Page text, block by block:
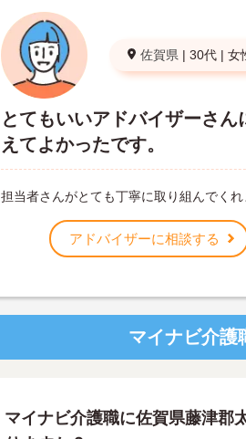
佐賀県 | 30代 | 女
とてもいいアドバイザーさん
えてよかったです。
担当者さんがとても丁寧に取り組んでくれ
アドバイザーに相談する
マイナビ介護
マイナビ介護職に佐賀県藤津郡